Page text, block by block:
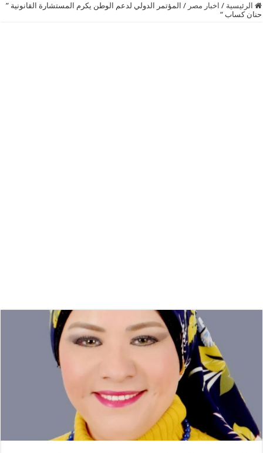
الرئيسية / اخبار مصر / المؤتمر الدولي لدعم الوطن يكرم المستشارة القانونية ”
حنان كساب “